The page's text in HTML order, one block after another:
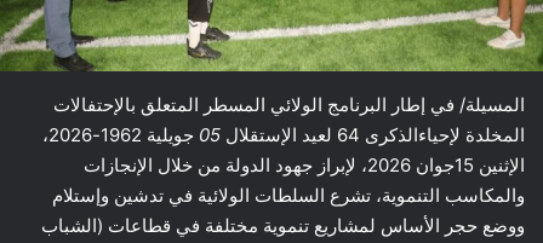
المسيلة/ في إطار البرنامج الولائي المسطر المتعلق بالإحتفالات
المخلدة لإحياءالذكرى 64 لعيد الإستقلال
05
جويلية 1962-2026،
الإثنين 15جوان 2026، لإبراز جهود الدولة من خلال الإنجازات
والمكاسب التنموية، تشرع السلطات الولائية في تدشين وإستلام
ووضع حجر الأساس لمشاريع تنموية مختلفة في قطاعات (الشباب